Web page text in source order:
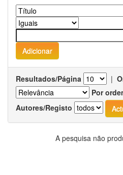
Resultados/Página |
Por
Autores/Registo
A pesquisa não